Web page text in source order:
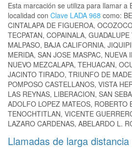
Esta marcación se utiliza para llamar a
localidad con Clave LADA 968 como:
CINTALAPA DE FIGUEROA,
TECPATAN, COPAINALA,
MALPASO, BAJA CALIFORNIA,
MERIDA, SAN JOSE MASPAC, NUEVA
NUEVO MEZCALAPA, TEHUACAN,
JACINTO TIRADO, TRIUNFO DE
POMPOSO CASTELLANOS, VISTA
LAS REYNAS, LIBERACION, SAN
ADOLFO LOPEZ MATEOS, ROBERTO
TENOCHTITLAN, VICENTE
LAZARO CARDENAS, ABELARDO L.
Llamadas de larga distancia